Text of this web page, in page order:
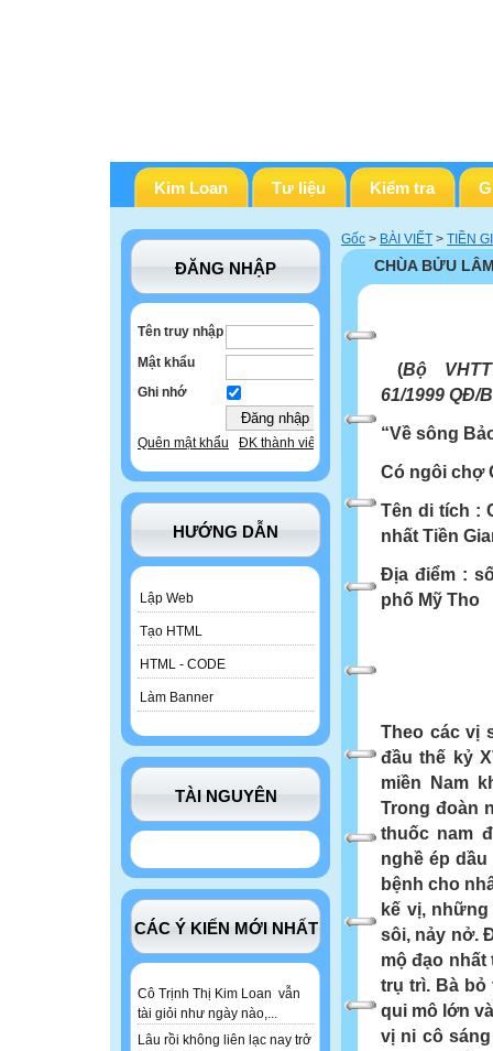
Kim Loan Tư liệu Kiểm tra
ĐĂNG NHẬP
Tên truy nhập
Mật khẩu
Ghi nhớ
Quên mật khẩu ĐK thành viên
HƯỚNG DẪN
Lập Web
Tạo HTML
HTML - CODE
Làm Banner
TÀI NGUYÊN
CÁC Ý KIẾN MỚI NHẤT
Cô Trịnh Thị Kim Loan vẫn
tài giỏi như ngày nào,...
Lâu rồi không liên lạc nay trở
Gốc > BÀI VIẾT > TIỀN
CHÙA BỬU
(Bộ
61/1999 QĐ/
“Về sông
Có ngôi chợ
Tên di tích :
nhất Tiền
Địa điểm :
phố Mỹ Tho
Theo các vị
đầu thế kỷ
miền Nam
Trong đoàn
thuốc nam
nghề ép
bệnh cho
kế vị,
sôi, nảy nở.
mộ đạo
trụ trì. Bà bỏ
qui mô lớn
vị ni cô